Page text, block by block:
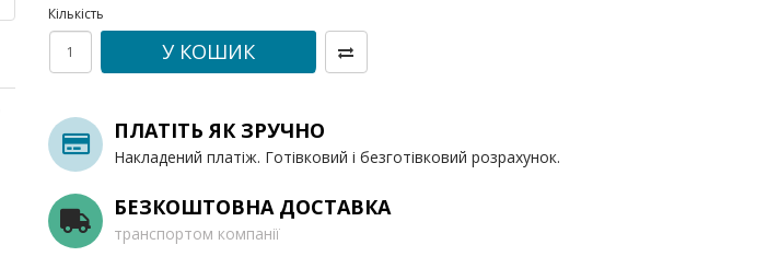
Кількість
У КОШИК
ПЛАТІТЬ ЯК ЗРУЧНО
Накладений платіж. Готівковий і безготівковий розрахунок.
БЕЗКОШТОВНА ДОСТАВКА
транспортом компанії